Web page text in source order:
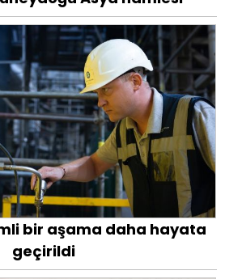
bir aşama daha hayata
geçirildi